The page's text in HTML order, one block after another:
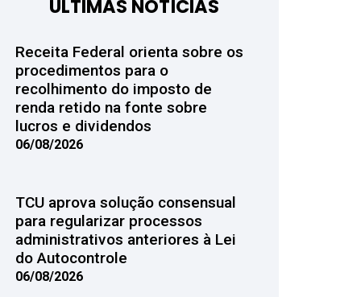
ÚLTIMAS NOTÍCIAS
Receita Federal orienta sobre os
procedimentos para o
recolhimento do imposto de
renda retido na fonte sobre
lucros e dividendos
06/08/2026
TCU aprova solução consensual
para regularizar processos
administrativos anteriores à Lei
do Autocontrole
06/08/2026